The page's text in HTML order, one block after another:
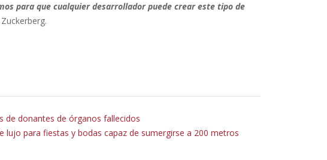
para que cualquier desarrollador puede crear este tipo de
de donantes de órganos fallecidos
para fiestas y bodas capaz de sumergirse a 200 metros